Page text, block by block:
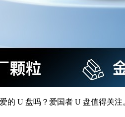
的 U 盘吗？爱国者 U 盘值得关